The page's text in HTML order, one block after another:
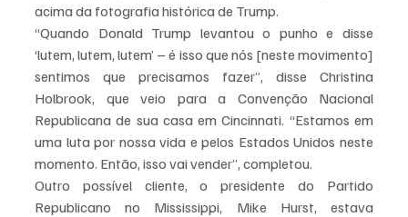
acima da fotografia histórica de Trump.
“Quando Donald Trump levantou o punho e disse
‘lutem, lutem, lutem’ – é isso que nós [neste movimento]
sentimos que precisamos fazer”, disse Christina
Holbrook, que veio para a Convenção Nacional
Republicana de sua casa em Cincinnati. “Estamos em
uma luta por nossa vida e pelos Estados Unidos neste
momento. Então, isso vai vender”, completou.
Outro possível cliente, o presidente do Partido
Republicano no Mississippi, Mike Hurst, estava